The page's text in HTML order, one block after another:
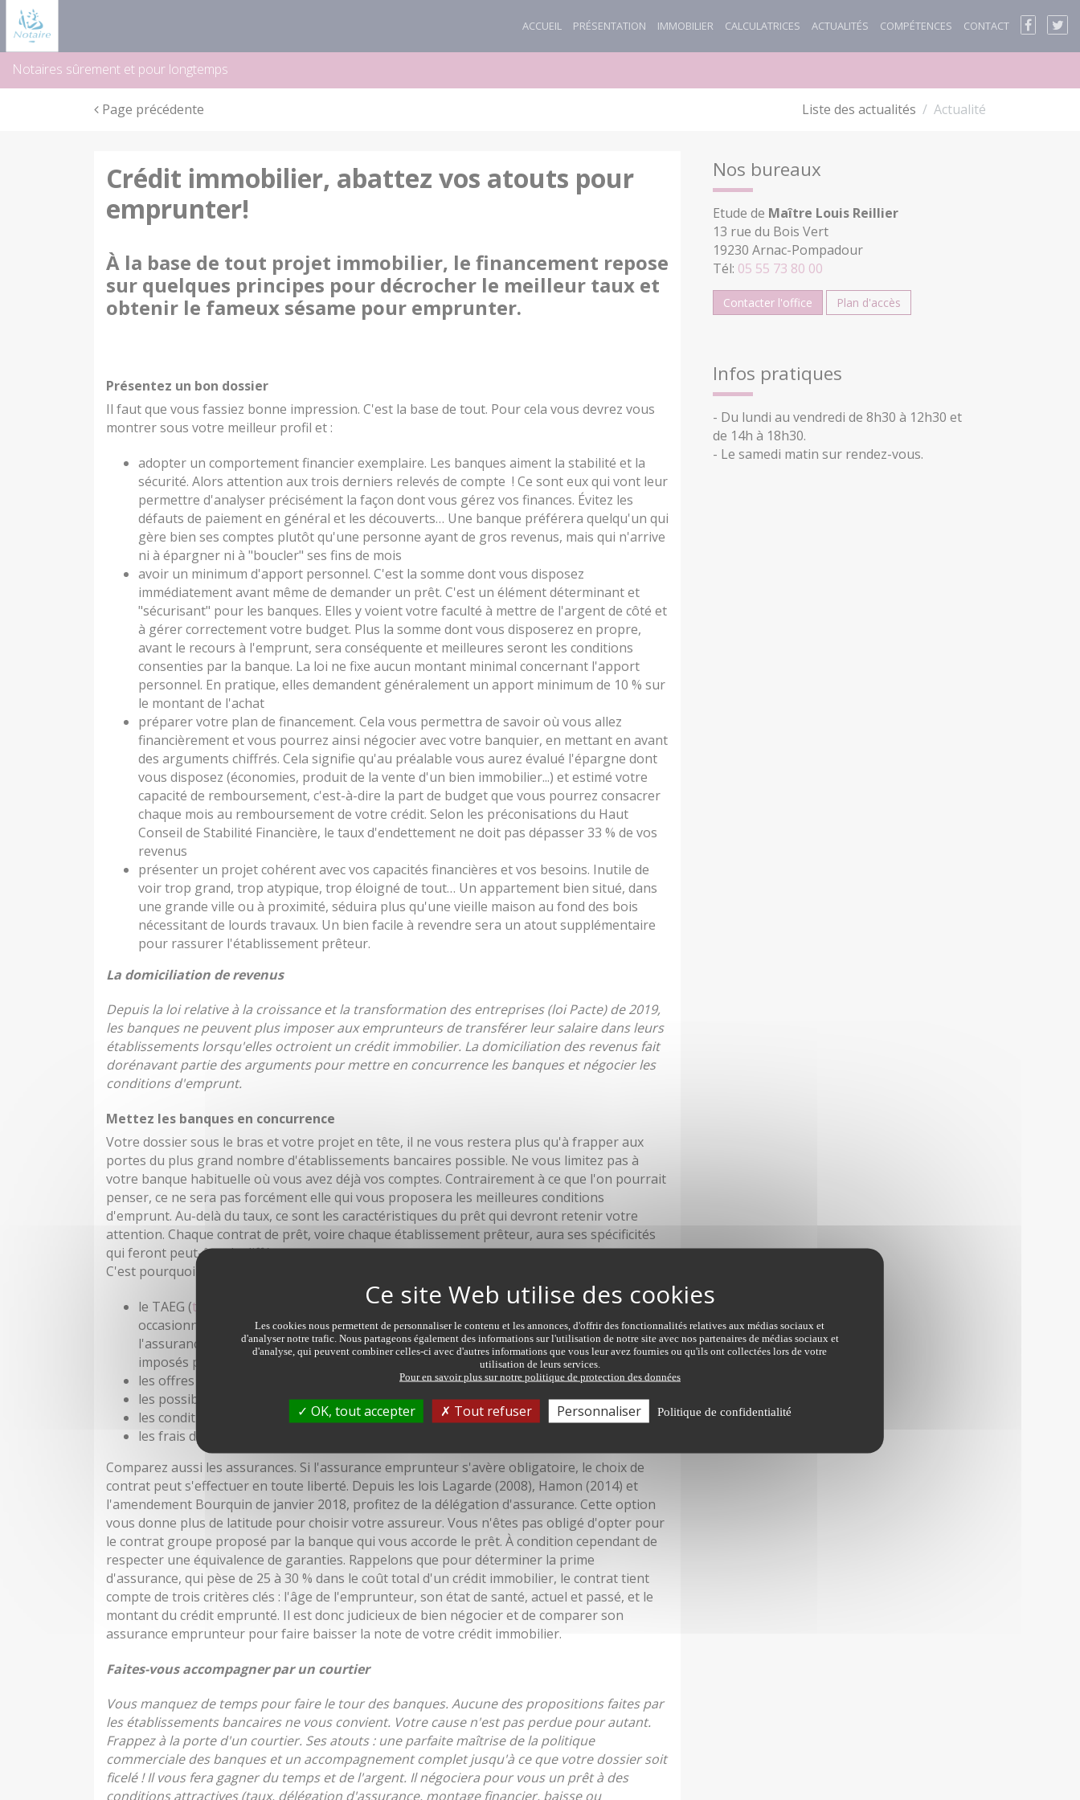
ACCUEIL PRÉSENTATION IMMOBILIER CALCULATRICES ACTUALITÉS COMPÉTENCES CONTACT
Notaires sûrement et pour longtemps
Page précédente Liste des actualités Actualité
Crédit immobilier, abattez vos atouts pour
emprunter!
À la base de tout projet immobilier, le financement repose
sur quelques principes pour décrocher le meilleur taux et
obtenir le fameux sésame pour emprunter.
Présentez un bon dossier
Il faut que vous fassiez bonne impression. C'est la base de tout. Pour cela vous devrez vous
montrer sous votre meilleur profil et :
adopter un comportement financier exemplaire. Les banques aiment la stabilité et la
sécurité. Alors attention aux trois derniers relevés de compte ! Ce sont eux qui vont leur
permettre d'analyser précisément la façon dont vous gérez vos finances. Évitez les
défauts de paiement en général et les découverts… Une banque préférera quelqu'un qui
gère bien ses comptes plutôt qu'une personne ayant de gros revenus, mais qui n'arrive
ni à épargner ni à "boucler" ses fins de mois
avoir un minimum d'apport personnel. C'est la somme dont vous disposez
immédiatement avant même de demander un prêt. C'est un élément déterminant et
"sécurisant" pour les banques. Elles y voient votre faculté à mettre de l'argent de côté et
à gérer correctement votre budget. Plus la somme dont vous disposerez en propre,
avant le recours à l'emprunt, sera conséquente et meilleures seront les conditions
consenties par la banque. La loi ne fixe aucun montant minimal concernant l'apport
personnel. En pratique, elles demandent généralement un apport minimum de 10 % sur
le montant de l'achat
préparer votre plan de financement. Cela vous permettra de savoir où vous allez
financièrement et vous pourrez ainsi négocier avec votre banquier, en mettant en avant
des arguments chiffrés. Cela signifie qu'au préalable vous aurez évalué l'épargne dont
vous disposez (économies, produit de la vente d'un bien immobilier...) et estimé votre
capacité de remboursement, c'est-à-dire la part de budget que vous pourrez consacrer
chaque mois au remboursement de votre crédit. Selon les préconisations du Haut
Conseil de Stabilité Financière, le taux d'endettement ne doit pas dépasser 33 % de vos
revenus
présenter un projet cohérent avec vos capacités financières et vos besoins. Inutile de
voir trop grand, trop atypique, trop éloigné de tout… Un appartement bien situé, dans
une grande ville ou à proximité, séduira plus qu'une vieille maison au fond des bois
nécessitant de lourds travaux. Un bien facile à revendre sera un atout supplémentaire
pour rassurer l'établissement prêteur.
La domiciliation de revenus
Depuis la loi relative à la croissance et la transformation des entreprises (loi Pacte) de 2019,
les banques ne peuvent plus imposer aux emprunteurs de transférer leur salaire dans leurs
établissements lorsqu'elles octroient un crédit immobilier. La domiciliation des revenus fait
dorénavant partie des arguments pour mettre en concurrence les banques et négocier les
conditions d'emprunt.
Mettez les banques en concurrence
Votre dossier sous le bras et votre projet en tête, il ne vous restera plus qu'à frapper aux
portes du plus grand nombre d'établissements bancaires possible. Ne vous limitez pas à
votre banque habituelle où vous avez déjà vos comptes. Contrairement à ce que l'on pourrait
penser, ce ne sera pas forcément elle qui vous proposera les meilleures conditions
d'emprunt. Au-delà du taux, ce sont les caractéristiques du prêt qui devront retenir votre
attention. Chaque contrat de prêt, voire chaque établissement prêteur, aura ses spécificités
qui feront peut-être la différence.
C'est pourquoi il ne sera pas inutile de comparer notamment :
le TAEG (taux annuel effectif global
) qui prend en compte la totalité des frais
occasionnés par la souscription d'un prêt (intérêts bancaires, frais de dossier, coût de
l'assurance obligatoire, frais de garantie ainsi que tous les autres frais qui vous sont
imposés pour l'obtention du crédit)
les offres de prêt à taux fixe et à taux révisable
les possibilités et modalités pour augmenter ou diminuer le montant des mensualités
les conditions pour rembourser par anticipation et le coût de cette opération
les frais de tenue de compte.
Comparez aussi les assurances. Si l'assurance emprunteur s'avère obligatoire, le choix de
contrat peut s'effectuer en toute liberté. Depuis les lois Lagarde (2008), Hamon (2014) et
l'amendement Bourquin de janvier 2018, profitez de la délégation d'assurance. Cette option
vous donne plus de latitude pour choisir votre assureur. Vous n'êtes pas obligé d'opter pour
le contrat groupe proposé par la banque qui vous accorde le prêt. À condition cependant de
respecter une équivalence de garanties. Rappelons que pour déterminer la prime
d'assurance, qui pèse de 25 à 30 % dans le coût total d'un crédit immobilier, le contrat tient
compte de trois critères clés : l'âge de l'emprunteur, son état de santé, actuel et passé, et le
montant du crédit emprunté. Il est donc judicieux de bien négocier et de comparer son
assurance emprunteur pour faire baisser la note de votre crédit immobilier.
Faites-vous accompagner par un courtier
Vous manquez de temps pour faire le tour des banques. Aucune des propositions faites par
les établissements bancaires ne vous convient. Votre cause n'est pas perdue pour autant.
Frappez à la porte d'un courtier. Ses atouts : une parfaite maîtrise de la politique
commerciale des banques et un accompagnement complet jusqu'à ce que votre dossier soit
ficelé ! Il vous fera gagner du temps et de l'argent. Il négociera pour vous un prêt à des
conditions attractives (taux, délégation d'assurance, montage financier, baisse ou
Nos bureaux
Etude de Maître Louis Reillier
13 rue du Bois Vert
19230 Arnac-Pompadour
Tél: 05 55 73 80 00
Contacter l'office Plan d'accès
Infos pratiques
- Du lundi au vendredi de 8h30 à 12h30 et
de 14h à 18h30.
- Le samedi matin sur rendez-vous.
Panneau de gestion des cookies
Les cookies nous permettent de personnaliser le contenu et les annonces, d'offrir des fonctionnalités relatives aux médias sociaux et
d'analyser notre trafic. Nous partageons également des informations sur l'utilisation de notre site avec nos partenaires de médias sociaux et
d'analyse, qui peuvent combiner celles-ci avec d'autres informations que vous leur avez fournies ou qu'ils ont collectées lors de votre
utilisation de leurs services.
Pour en savoir plus sur notre politique de protection des données
OK, tout accepter Tout refuser Personnaliser Politique de confidentialité